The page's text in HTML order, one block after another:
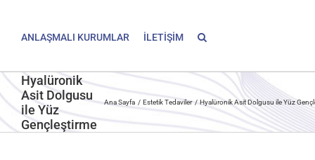
ANLAŞMALI KURUMLAR İLETİŞİM
Hyalüronik
Asit Dolgusu
ile Yüz
Gençleştirme
Ana Sayfa Estetik Tedaviler Hyalüronik Asit Dolgusu ile Yüz